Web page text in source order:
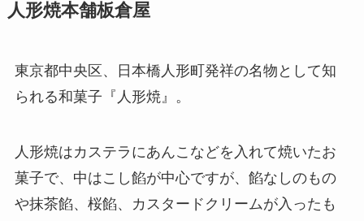
人形焼本舗板倉屋
東京都中央区、日本橋人形町発祥の名物として知
られる和菓子『人形焼』。
人形焼はカステラにあんこなどを入れて焼いたお
菓子で、中はこし餡が中心ですが、餡なしのもの
や抹茶餡、桜餡、カスタードクリームが入ったも